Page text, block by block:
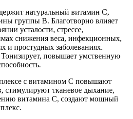
натуральный витамин С,
группы B. Благотворно влияет
усталости, стрессе,
снижения веса, инфекционных,
и простудных заболеваниях.
повышает умственную
с витамином С повышают
стимулируют тканевое дыхание,
витамина С, создают мощный